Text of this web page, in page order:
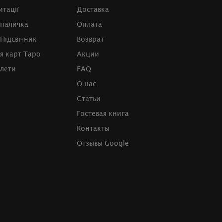
карт Таро
Доставка
Оплата
Возврат
Акции
FAQ
О нас
Статьи
Гостевая книга
Контакты
Отзывы Google